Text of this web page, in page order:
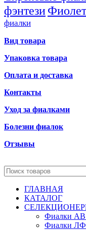
фэнтези
фиалки
Вид товара
Упаковка товара
Оплата и доставка
Контакты
Уход за фиалками
Болезни фиалок
Отзывы
ГЛАВНАЯ
КАТАЛОГ
Фиалки АВ
Фиалки ЛФ